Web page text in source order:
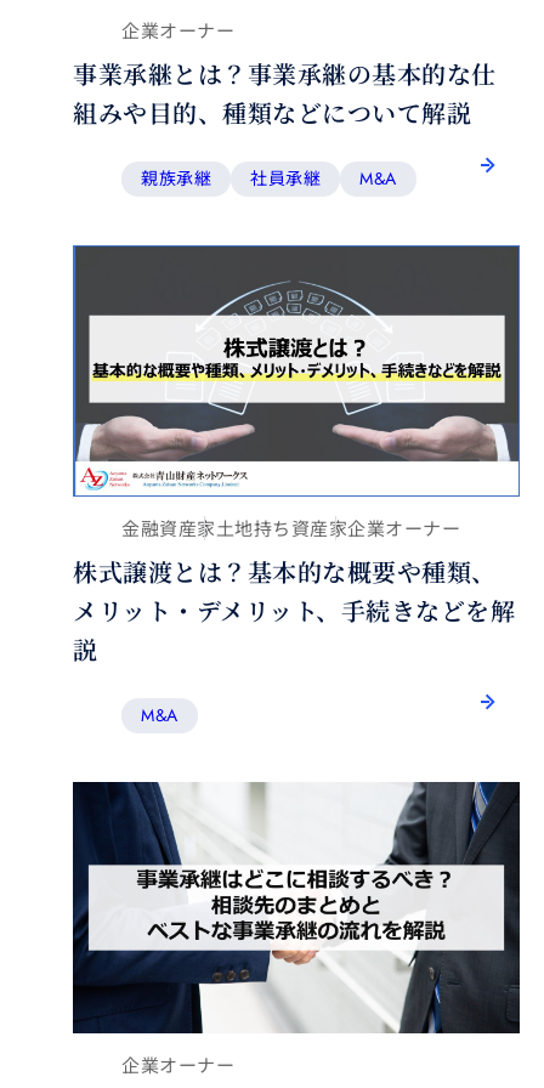
企業オーナー
事業承継とは？事業承継の基本的な仕
組みや目的、種類などについて解説
親族承継 社員承継 M&A
金融資産家土地持ち資産家企業オーナー
株式譲渡とは？基本的な概要や種類、
メリット・デメリット、手続きなどを解
説
M&A
企業オーナー